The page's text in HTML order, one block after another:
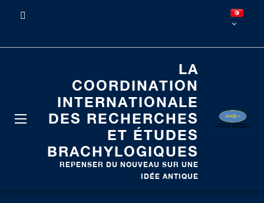
LA
COORDINATION
INTERNATIONALE
DES RECHERCHES
ET ÉTUDES
BRACHYLOGIQUES
REPENSER DU NOUVEAU SUR UNE
IDÉE ANTIQUE